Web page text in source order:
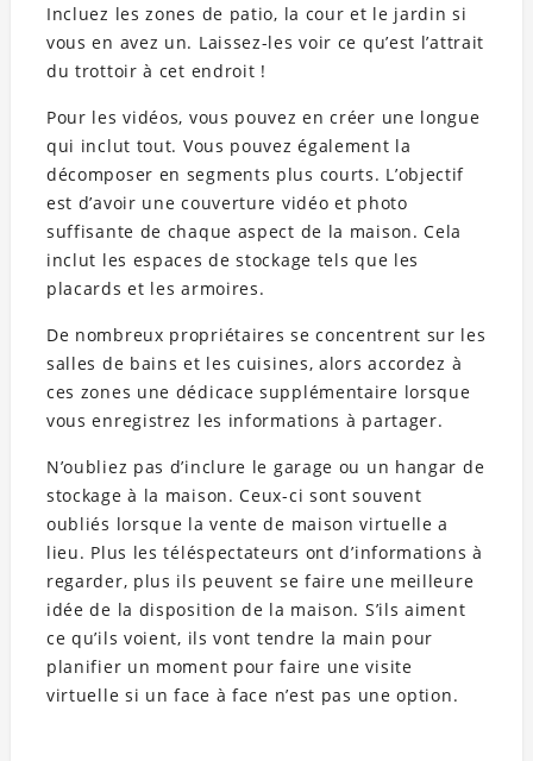
Incluez les zones de patio, la cour et le jardin si
vous en avez un. Laissez-les voir ce qu’est l’attrait
du trottoir à cet endroit !
Pour les vidéos, vous pouvez en créer une longue
qui inclut tout. Vous pouvez également la
décomposer en segments plus courts. L’objectif
est d’avoir une couverture vidéo et photo
suffisante de chaque aspect de la maison. Cela
inclut les espaces de stockage tels que les
placards et les armoires.
De nombreux propriétaires se concentrent sur les
salles de bains et les cuisines, alors accordez à
ces zones une dédicace supplémentaire lorsque
vous enregistrez les informations à partager.
N’oubliez pas d’inclure le garage ou un hangar de
stockage à la maison. Ceux-ci sont souvent
oubliés lorsque la vente de maison virtuelle a
lieu. Plus les téléspectateurs ont d’informations à
regarder, plus ils peuvent se faire une meilleure
idée de la disposition de la maison. S’ils aiment
ce qu’ils voient, ils vont tendre la main pour
planifier un moment pour faire une visite
virtuelle si un face à face n’est pas une option.